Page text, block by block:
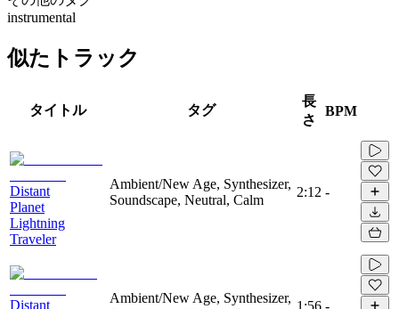
instrumental
似たトラック
タイトル タグ
長
さ
BPM
Distant
Planet
Lightning
Traveler
Ambient/New Age, Synthesizer,
Soundscape, Neutral, Calm
2:12 -
Distant
Ambient/New Age, Synthesizer,
1:56 -